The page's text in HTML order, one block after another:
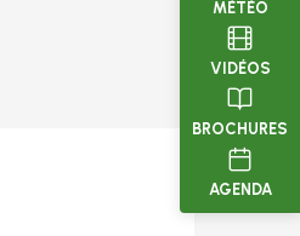
MÉTÉO
VIDÉOS
BROCHURES
AGENDA